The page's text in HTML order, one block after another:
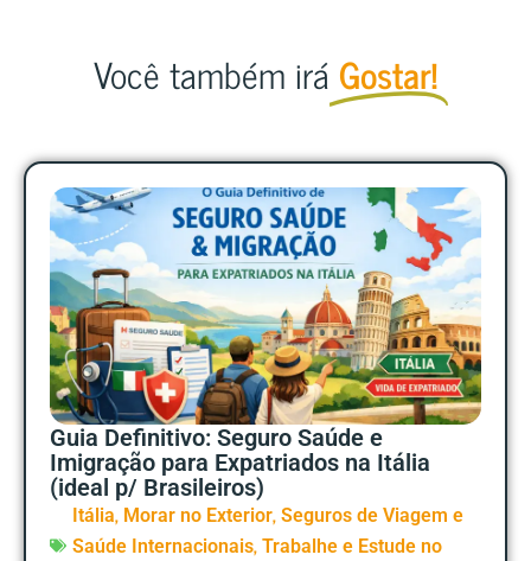
Você também irá Gostar!
Guia Definitivo: Seguro Saúde e
Imigração para Expatriados na Itália
(ideal p/ Brasileiros)
Itália, Morar no Exterior, Seguros de Viagem e
Saúde Internacionais, Trabalhe e Estude no